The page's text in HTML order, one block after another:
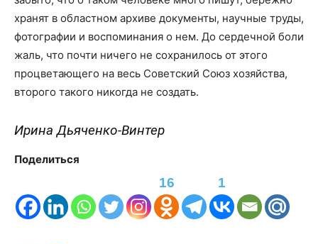
хранят в областном архиве документы, научные труды,
фотографии и воспоминания о нем. До сердечной боли
жаль, что почти ничего не сохранилось от этого
процветающего на весь Советский Союз хозяйства,
второго такого никогда не создать.
Ирина Дьяченко-Винтер
Поделиться
16 1